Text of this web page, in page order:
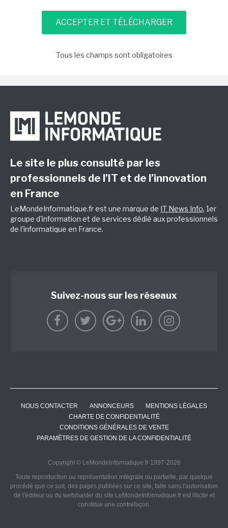
Tous les champs sont obligatoires
Le site le plus consulté par les
professionnels de l’IT et de l’innovation
en France
LeMondeInformatique.fr est une marque de IT News Info, 1er
groupe d'information et de services dédié aux professionnels
de l'informatique en France.
Suivez-nous sur les réseaux
NOUS CONTACTER ANNONCEURS
MENTIONS LÉGALES
CHARTE DE CONFIDENTIALITÉ
CONDITIONS GÉNÉRALES DE VENTE
PARAMÈTRES DE GESTION DE LA CONFIDENTIALITÉ
Copyright © LeMondeInformatique.fr 1997-2026
Toute reproduction ou représentation intégrale ou partielle, par quelque
procédé que ce soit, des pages publiées sur ce site, faite sans l'autorisation
de l'éditeur ou du webmaster du site LeMondeInformatique.fr est illicite et
constitue une contrefaçon.